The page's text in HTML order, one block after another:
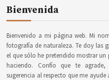
Bienvenida
Bienvenido a mi página web. Mi
fotografía de naturaleza. Te doy las
el que sólo he pretendido mostrar
haciendo. Confío que te
sugerencia al respecto que me